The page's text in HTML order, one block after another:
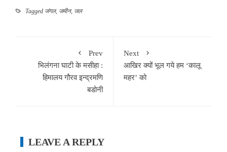
Tagged जंगल, जमीन, जल
Prev
भिलंगना घाटी के मसीहा :
हिमालय गौरव इन्द्रमणि
बडोनी
Next
आखिर क्यों भूल गये हम ‘कालू
महर’ को
LEAVE A REPLY